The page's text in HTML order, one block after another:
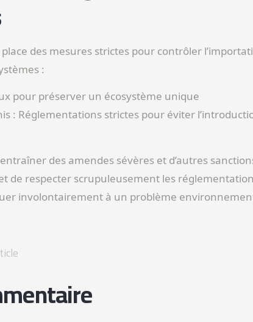
des mesures strictes pour contrôler
:
pour préserver un écosystème unique
: Réglementations strictes pour éviter
des amendes sévères et d’autres
de respecter scrupuleusement les
involontairement à un problème